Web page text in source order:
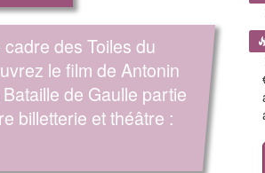
cadre des Toiles du
le film de Antonin
de Gaulle partie
billetterie et théâtre :